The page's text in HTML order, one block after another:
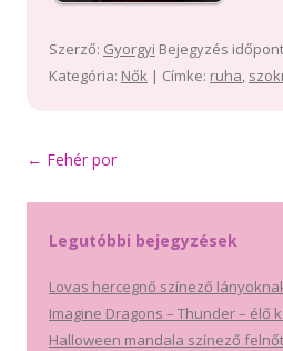
Szerző: Gyorgyi Bejegyzés
Kategória: Nők | Címke: ruha,
Bejegyzés
← Fehér por
Legutóbbi bejegyzések
Lovas hercegnő színező
Imagine Dragons – Thunder – élő
Halloween mandala színező